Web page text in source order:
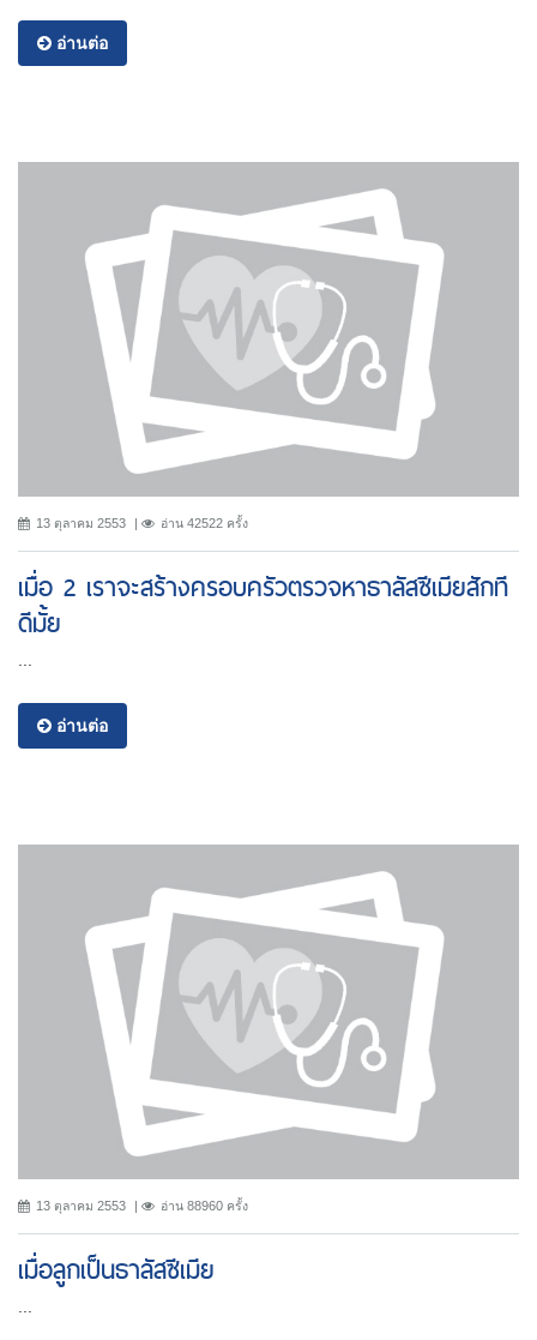
อ่านต่อ
13 ตุลาคม 2553 อ่าน 42522 ครั้ง
เมื่อ 2 เราจะสร้างครอบครัวตรวจหาธาลัสซีเมียสักที
ดีมั้ย
อ่านต่อ
13 ตุลาคม 2553 อ่าน 88960 ครั้ง
เมื่อลูกเป็นธาลัสซีเมีย